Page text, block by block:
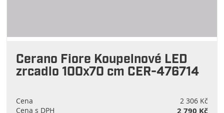
Cerano Fiore Koupelnové LED
zrcadlo 100x70 cm CER-476714
Cena
2 306 Kč
Cena s DPH
2 790 Kč